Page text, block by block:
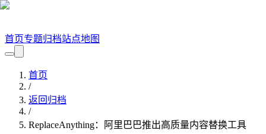
首页专题归档站点地图
首页
/
返回归档
/
ReplaceAnything：阿里巴巴推出高质量内容替换工具